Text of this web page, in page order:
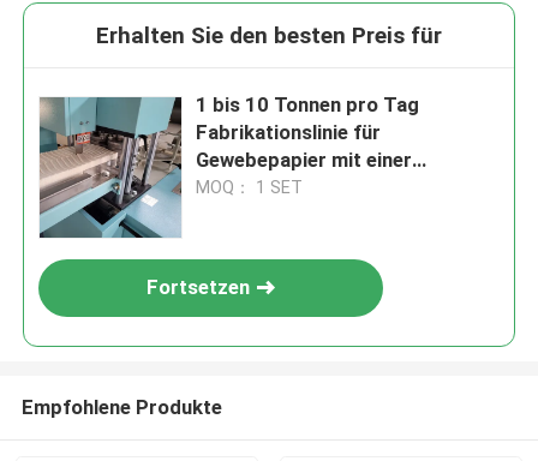
Erhalten Sie den besten Preis für
1 bis 10 Tonnen pro Tag
Fabrikationslinie für
Gewebepapier mit einer
Geschwindigkeit von 200 bis 220
MOQ： 1 SET
Fortsetzen
Empfohlene Produkte